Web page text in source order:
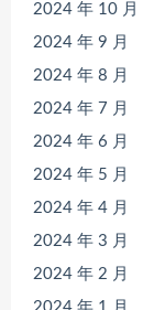
2024 年 10 月
2024 年 9 月
2024 年 8 月
2024 年 7 月
2024 年 6 月
2024 年 5 月
2024 年 4 月
2024 年 3 月
2024 年 2 月